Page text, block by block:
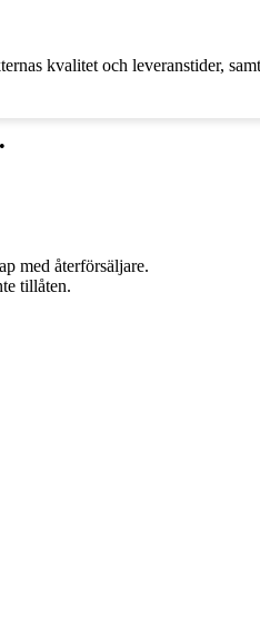
kvalitet och leveranstider,
•
med återförsäljare.
tillåten.